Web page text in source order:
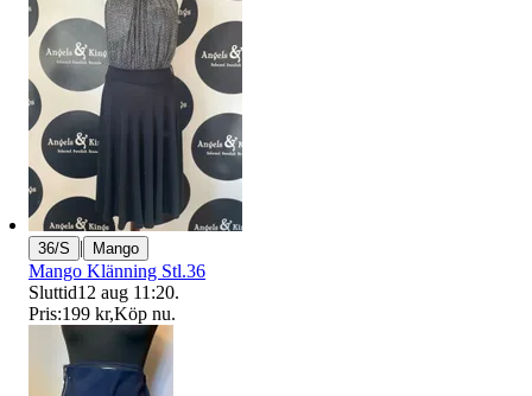
36/S | Mango
Mango Klänning Stl.36
Sluttid12 aug 11:20.
Pris:199 kr,Köp nu.